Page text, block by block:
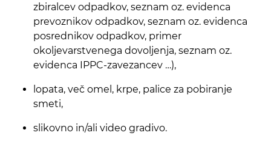
zbiralcev odpadkov, seznam oz. evidenca
prevoznikov odpadkov, seznam oz. evidenca
posrednikov odpadkov, primer
okoljevarstvenega dovoljenja, seznam oz.
evidenca IPPC-zavezancev …),
lopata, več omel, krpe, palice za pobiranje
smeti,
slikovno in/ali video gradivo.